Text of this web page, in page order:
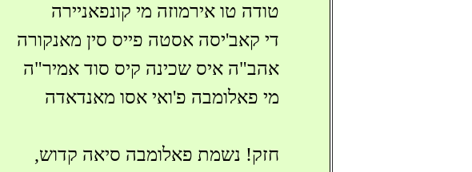
טודה טו אירמוזה מי קונפאניירה
די קאב'יסה אסטה פייס סין מאנקורה
אהב"ה איס שכינה קיס סוד אמיר"ה
מי פאלומבה פ'ואי אסו מאנדאדה
חזק! נשמת פאלומבה סיאה קדוש,